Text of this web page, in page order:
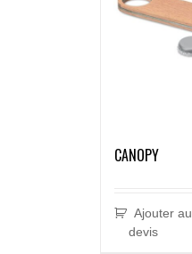
CANOPY
Ajouter au
devis